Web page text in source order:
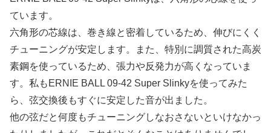
ています。
六角形の芯線は、巻き線と密着しているため、伸びにくく
チューニングが安定します。また、特別に調質された高炭
素鋼を使っているため、張力や反発力が高くなっていま
す。私もERNIE BALL 09-42 Super Slinkyを使ってみた
ら、弦交換後もすぐに安定した音が出ました。
他の弦だと何度もチューニングしなおさないといけなかっ